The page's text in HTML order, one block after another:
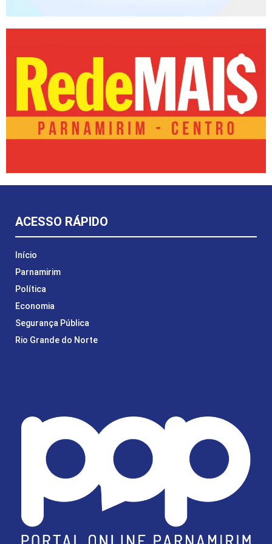
ACESSO RÁPIDO
Início
Parnamirim
Política
Economia
Segurança Pública
Rio Grande do Norte